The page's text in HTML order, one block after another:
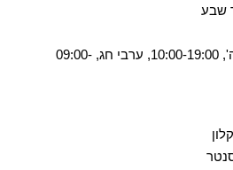
שבע
שעות פעילות ימים א'-ה', 10:00-19:00, ערבי חג, 09:00-